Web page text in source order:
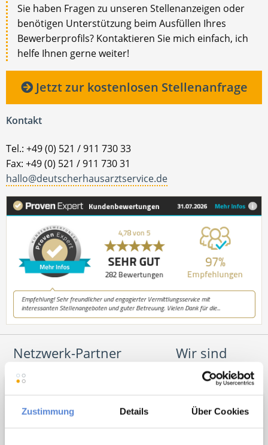
Zustimmung Details Über Cookies
Sie haben Fragen zu unseren Stellenanzeigen oder
benötigen Unterstützung beim Ausfüllen Ihres
Bewerberprofils? Kontaktieren Sie mich einfach, ich
helfe Ihnen gerne weiter!
Jetzt zur kostenlosen Stellenanfrage
Kontakt
Tel.: +49 (0) 521 / 911 730 33
Fax: +49 (0) 521 / 911 730 31
hallo@deutscherhausarztservice.de
Netzwerk-Partner
Wir sind
Unterstützer